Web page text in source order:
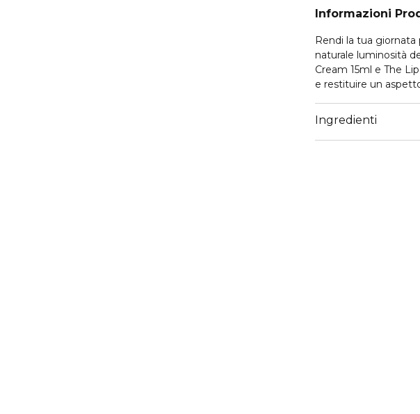
Informazioni
Rendi la tua
naturale luminosità
Cream 15ml e The
e restituire un
Ingredienti